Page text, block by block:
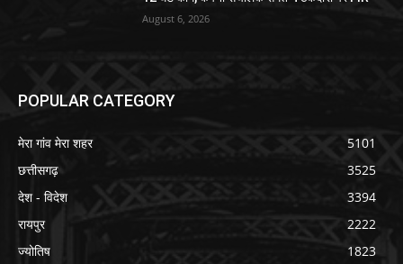
August 6, 2026
POPULAR CATEGORY
मेरा गांव मेरा शहर
5101
छत्तीसगढ़
3525
देश - विदेश
3394
रायपुर
2222
ज्योतिष
1823